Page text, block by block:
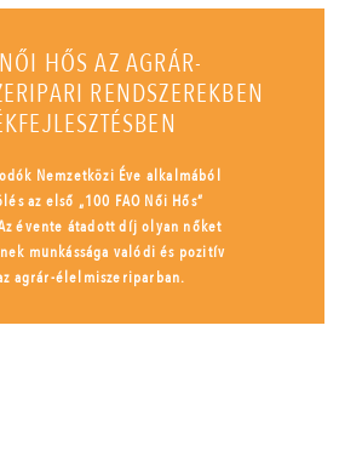
HŐS AZ AGRÁR-
RENDSZEREKBEN
Nemzetközi Éve alkalmából
az első „100 FAO Női Hős”
évente átadott díj olyan nőket
munkássága valódi és pozitív
agrár-élelmiszeriparban.